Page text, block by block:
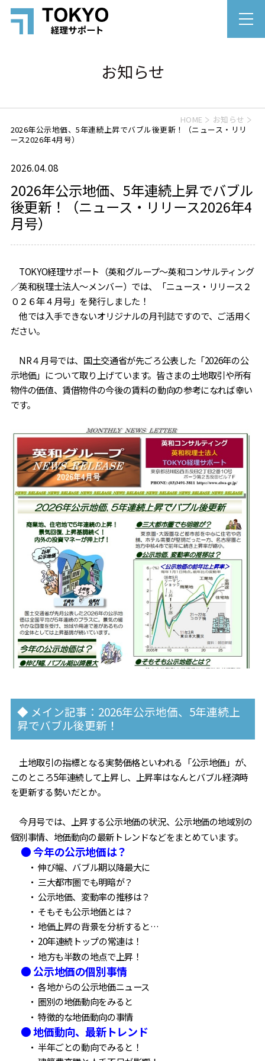
お知らせ
HOME
お知らせ
2026年公示地価、5年連続上昇でバブル後更新！（ニュース・リリ
ース2026年4月号）
2026.04.08
2026年公示地価、5年連続上昇でバブル
後更新！（ニュース・リリース2026年4
月号）
TOKYO経理サポート（英和グループ～英和コンサルティング
／英和税理士法人～メンバー）では、「ニュース・リリース２
０２６年４月号」を発行しました！
他では入手できないオリジナルの月刊誌ですので、ご活用く
ださい。
NR４月号では、国土交通省が先ごろ公表した「2026年の公
示地価」について取り上げています。皆さまの土地取引や所有
物件の価値、賃借物件の今後の賃料の動向の参考になれば幸い
です。
◆ メイン記事：2026年公示地価、5年連続上
昇でバブル後更新！
土地取引の指標となる実勢価格といわれる「公示地価」が、
このところ5年連続して上昇し、上昇率はなんとバブル経済時
を更新する勢いだとか。
今月号では、上昇する公示地価の状況、公示地価の地域別の
個別事情、地価動向の最新トレンドなどをまとめています。
● 今年の公示地価は？
・ 伸び幅、バブル期以降最大に
・ 三大都市圏でも明暗が？
・ 公示地価、変動率の推移は？
・ そもそも公示地価とは？
・ 地価上昇の背景を分析すると…
・ 20年連続トップの常連は！
・ 地方も半数の地点で上昇！
● 公示地価の個別事情
・ 各地からの公示地価ニュース
・ 圏別の地価動向をみると
・ 特徴的な地価動向の事情
● 地価動向、最新トレンド
・ 半年ごとの動向でみると！